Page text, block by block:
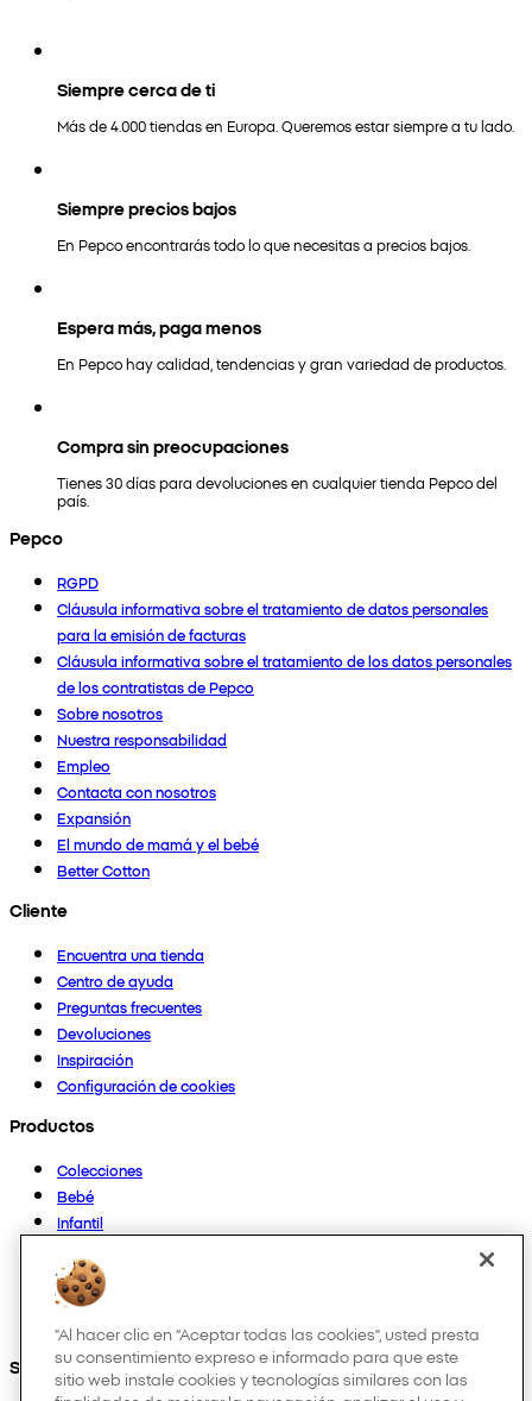
Siempre cerca de ti
Más de 4.000 tiendas en Europa. Queremos estar siempre a tu lado.
Siempre precios bajos
En Pepco encontrarás todo lo que necesitas a precios bajos.
Espera más, paga menos
En Pepco hay calidad, tendencias y gran variedad de productos.
Compra sin preocupaciones
Tienes 30 días para devoluciones en cualquier tienda Pepco del
país.
Pepco
RGPD
Cláusula informativa sobre el tratamiento de datos personales
para la emisión de facturas
Cláusula informativa sobre el tratamiento de los datos personales
de los contratistas de Pepco
Sobre nosotros
Nuestra responsabilidad
Empleo
Contacta con nosotros
Expansión
El mundo de mamá y el bebé
Better Cotton
Cliente
Encuentra una tienda
Centro de ayuda
Preguntas frecuentes
Devoluciones
Inspiración
Configuración de cookies
Productos
Colecciones
Bebé
Infantil
Mujer
Hombre
Otros
Síguenos en:
"Al hacer clic en “Aceptar todas las cookies”, usted presta
su consentimiento expreso e informado para que este
sitio web instale cookies y tecnologías similares con las